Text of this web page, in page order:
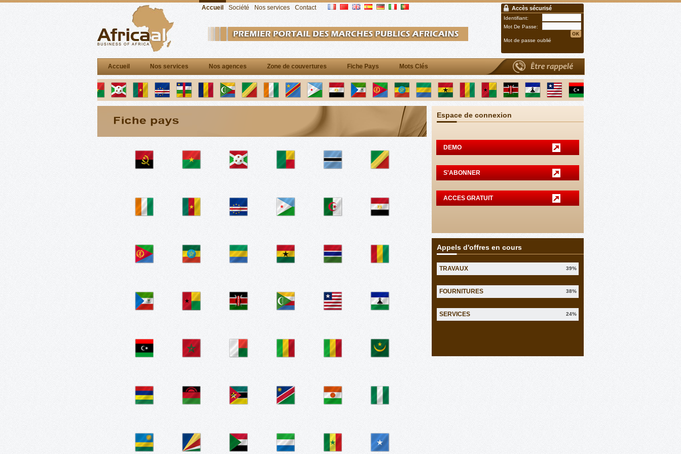
Accueil Société Nos services Contact Accès sécurisé
Identifiant:
Mot De Passe:
Mot de passe oublié
Accueil Nos services Nos agences Zone de couvertures Fiche Pays Mots Clés
Espace de connexion
DEMO
S'ABONNER
ACCES GRATUIT
Appels d'offres en cours
39%
TRAVAUX
38%
FOURNITURES
24%
SERVICES